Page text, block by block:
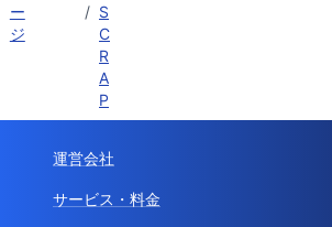
ー
ジ
/ S
C
R
A
P
運営会社
サービス・料金